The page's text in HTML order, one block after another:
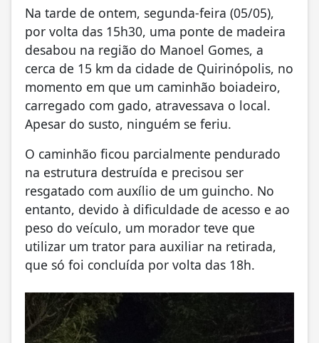
Na tarde de ontem, segunda-feira (05/05),
por volta das 15h30, uma ponte de madeira
desabou na região do Manoel Gomes, a
cerca de 15 km da cidade de Quirinópolis, no
momento em que um caminhão boiadeiro,
carregado com gado, atravessava o local.
Apesar do susto, ninguém se feriu.
O caminhão ficou parcialmente pendurado
na estrutura destruída e precisou ser
resgatado com auxílio de um guincho. No
entanto, devido à dificuldade de acesso e ao
peso do veículo, um morador teve que
utilizar um trator para auxiliar na retirada,
que só foi concluída por volta das 18h.